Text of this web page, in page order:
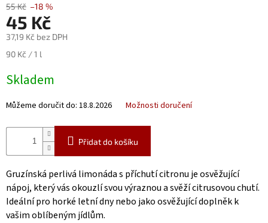
limitované
láhve
Měna
Přihlášení
55 Kč –18 %
45 Kč
37,19 Kč bez DPH
Měrná
90 Kč / 1 l
Skladem
Můžeme doručit do: 18.8.2026 Možnosti doručení
Přidat do košíku
Gruzínská perlivá limonáda s příchutí citronu je osvěžující
nápoj, který vás okouzlí svou výraznou a svěží citrusovou chutí.
Ideální pro horké letní dny nebo jako osvěžující doplněk k
vašim oblíbeným jídlům.